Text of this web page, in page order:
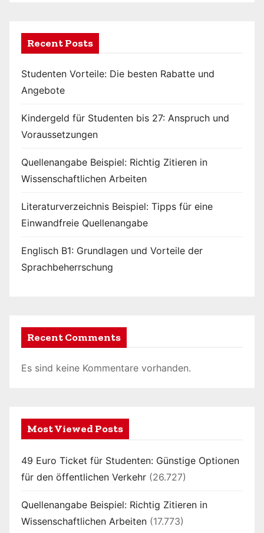
Recent Posts
Studenten Vorteile: Die besten Rabatte und
Angebote
Kindergeld für Studenten bis 27: Anspruch und
Voraussetzungen
Quellenangabe Beispiel: Richtig Zitieren in
Wissenschaftlichen Arbeiten
Literaturverzeichnis Beispiel: Tipps für eine
Einwandfreie Quellenangabe
Englisch B1: Grundlagen und Vorteile der
Sprachbeherrschung
Recent Comments
Es sind keine Kommentare vorhanden.
Most Viewed Posts
49 Euro Ticket für Studenten: Günstige Optionen
für den öffentlichen Verkehr (26.727)
Quellenangabe Beispiel: Richtig Zitieren in
Wissenschaftlichen Arbeiten (17.773)